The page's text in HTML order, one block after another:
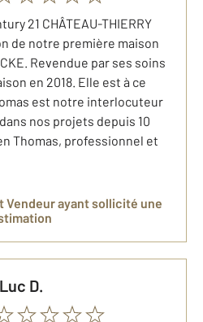
21 CHÂTEAU-THIERRY
de notre première maison
Revendue par ses soins
en 2018. Elle est à ce
est notre interlocuteur
nos projets depuis 10
Thomas, professionnel et
Vendeurayant sollicité une
Luc D.